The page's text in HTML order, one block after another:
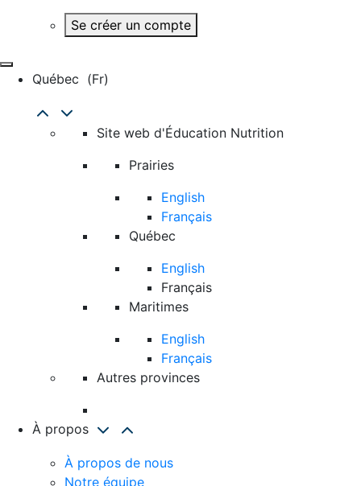
Se créer un compte
Québec (fr)
Site web d'Éducation Nutrition
Prairies
English
Français
Québec
English
Français
Maritimes
English
Français
Autres provinces
À propos
À propos de nous
Notre équipe